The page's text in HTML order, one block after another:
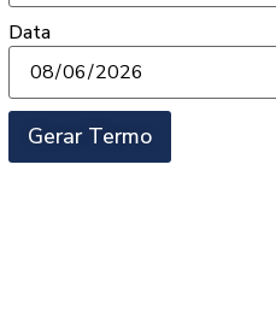
Data
Gerar Termo